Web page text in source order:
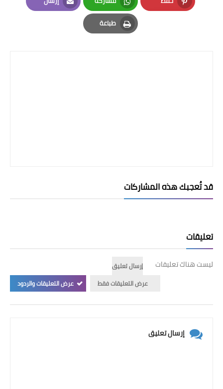
Pinterest
Whatsapp
Email
طباعة
Print
قد تُعجبك هذه المشاركات
تعليقات
ليست هناك تعليقات
إرسال تعليق
عرض التعليقات فقط
عرض التعليقات والردود
إرسال تعليق